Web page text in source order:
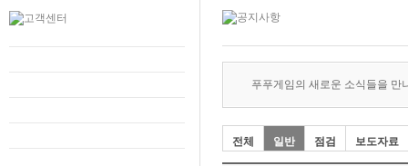
푸푸게임의 새로운 소식들을 만
전체 일반 점검 보도자료